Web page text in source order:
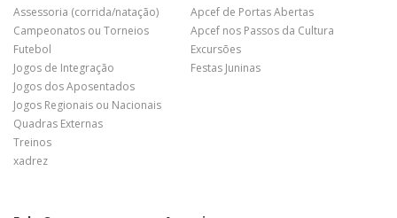
Assessoria (corrida/natação)
Campeonatos ou Torneios
Futebol
Jogos de Integração
Jogos dos Aposentados
Jogos Regionais ou Nacionais
Quadras Externas
Treinos
xadrez
Apcef de Portas Abertas
Apcef nos Passos da Cultura
Excursões
Festas Juninas